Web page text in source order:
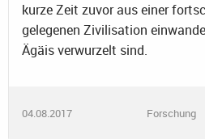
kurze Zeit zuvor aus einer
gelegenen Zivilisation
Ägäis verwurzelt sind.
04.08.2017 Forschung